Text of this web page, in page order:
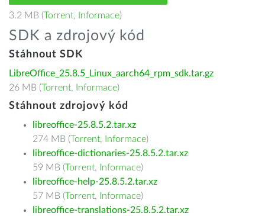
3.2 MB (Torrent, Informace)
SDK a zdrojový kód
Stáhnout SDK
LibreOffice_25.8.5_Linux_aarch64_rpm_sdk.tar.gz
26 MB (Torrent, Informace)
Stáhnout zdrojový kód
libreoffice-25.8.5.2.tar.xz
274 MB (Torrent, Informace)
libreoffice-dictionaries-25.8.5.2.tar.xz
59 MB (Torrent, Informace)
libreoffice-help-25.8.5.2.tar.xz
57 MB (Torrent, Informace)
libreoffice-translations-25.8.5.2.tar.xz